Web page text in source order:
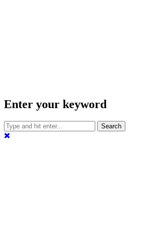
Enter your keyword
Search